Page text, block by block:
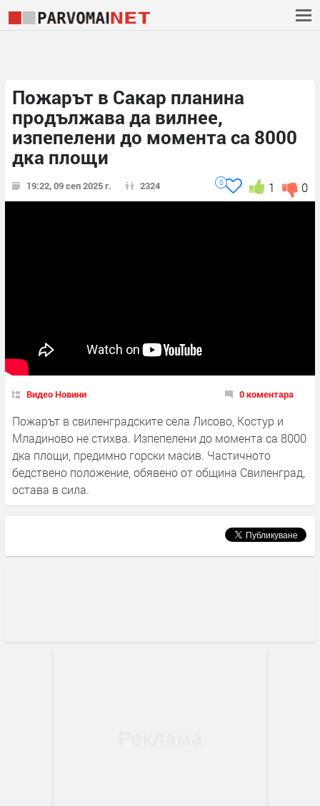
Пожарът в Сакар планина
продължава да вилнее,
изпепелени до момента са 8000
дка площи
19:22, 09 сеп 2025 г. 2324 0
1
0
Видео Новини 0 коментара
Пожарът в свиленградските села Лисово, Костур и
Младиново не стихва. Изпепелени до момента са 8000
дка площи, предимно горски масив. Частичното
бедствено положение, обявено от община Свиленград,
остава в сила.